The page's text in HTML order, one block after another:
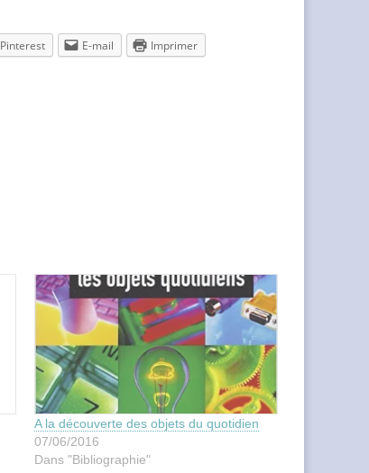
Pinterest E-mail Imprimer
A la découverte des objets du quotidien
07/06/2016
Dans "Bibliographie"